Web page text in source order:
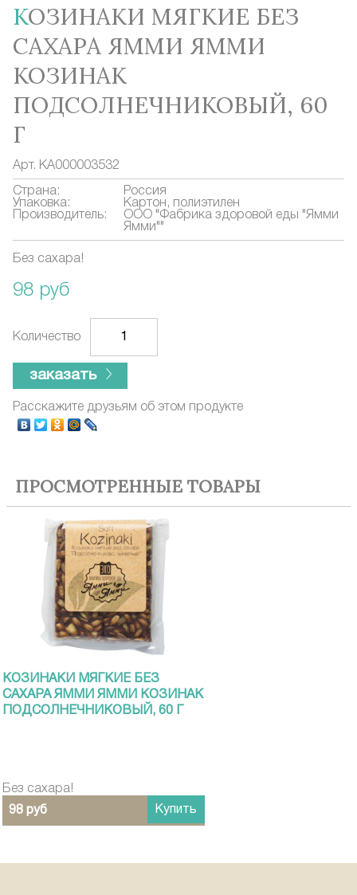
КОЗИНАКИ МЯГКИЕ БЕЗ
САХАРА ЯММИ ЯММИ
КОЗИНАК
ПОДСОЛНЕЧНИКОВЫЙ, 60
Г
Арт. КА000003532
Страна:
Россия
Упаковка:
Картон, полиэтилен
Производитель:
ООО "Фабрика здоровой еды "Ямми
Ямми""
Без сахара!
98 руб
Количество
заказать
Расскажите друзьям об этом продукте
ПРОСМОТРЕННЫЕ ТОВАРЫ
КОЗИНАКИ МЯГКИЕ БЕЗ
САХАРА ЯММИ ЯММИ КОЗИНАК
ПОДСОЛНЕЧНИКОВЫЙ, 60 Г
Без сахара!
98 руб
Купить